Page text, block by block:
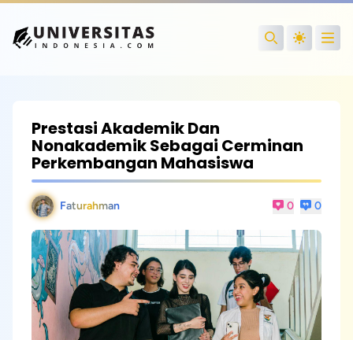
Search
Prestasi Akademik Dan
Nonakademik Sebagai Cerminan
Perkembangan Mahasiswa
Faturahman 0 0